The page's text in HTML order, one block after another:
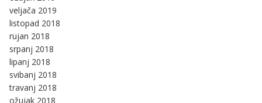
veljača 2019
listopad 2018
rujan 2018
srpanj 2018
lipanj 2018
svibanj 2018
travanj 2018
ožujak 2018